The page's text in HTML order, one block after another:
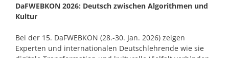
DaFWEBKON 2026: Deutsch zwischen Algorithmen und
Kultur
Bei der 15. DaFWEBKON (28.-30. Jan. 2026) zeigen
Experten und internationalen Deutschlehrende wie sie